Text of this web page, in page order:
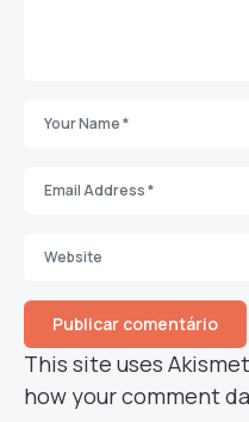
This site uses
how your comment